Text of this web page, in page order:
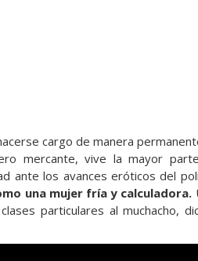
cargo de manera
mercante, vive la mayor
ante los avances eróticos del
una mujer fría y calculadora.
particulares al muchacho,